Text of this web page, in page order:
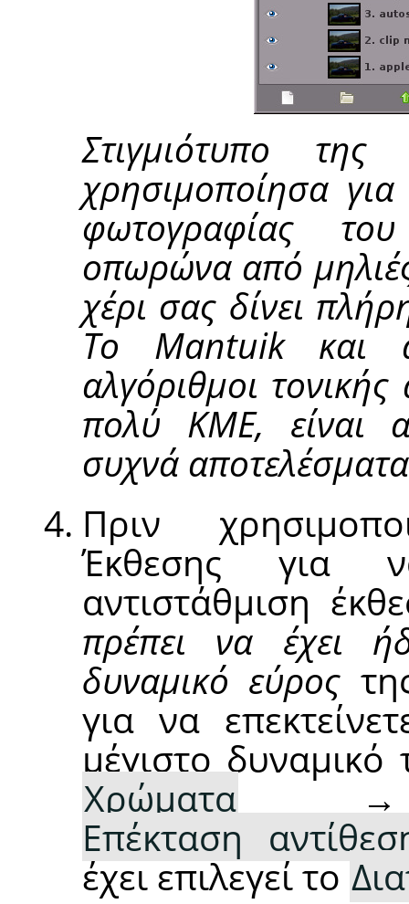
Στιγμιότυπο
χρησιμοποίησα
φωτογραφίας
οπωρώνα από
χέρι σας δίνει
Το Mantuik και
αλγόριθμοι
πολύ ΚΜΕ, είναι
συχνά
Πριν
Έκθεσης για
αντιστάθμιση
πρέπει να έχει
δυναμικό εύρος
για να
μέγιστο δυναμικό
Χρώματα
Επέκταση
έχει επιλεγεί το